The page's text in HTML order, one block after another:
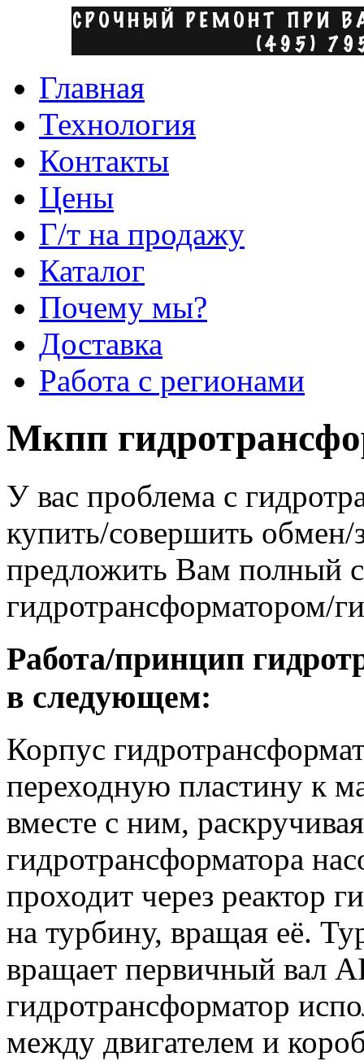
Главная
Технология
Контакты
Цены
Г/т на продажу
Каталог
Почему мы?
Доставка
Работа с регионами
Мкпп
У вас проблема с
купить/совершить
предложить Вам полный
Работа/принцип
в следующем:
Корпус
переходную пластину к
вместе с ним,
гидротрансформатора
проходит через реактор
на турбину, вращая её.
вращает первичный вал
гидротрансформатор
между двигателем и